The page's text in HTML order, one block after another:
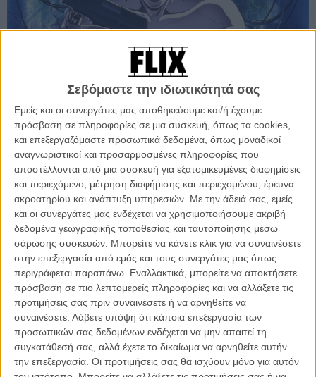
Σεβόμαστε την ιδιωτικότητά σας
Εμείς και οι συνεργάτες μας αποθηκεύουμε και/ή έχουμε
πρόσβαση σε πληροφορίες σε μια συσκευή, όπως τα cookies,
και επεξεργαζόμαστε προσωπικά δεδομένα, όπως μοναδικοί
αναγνωριστικοί και προσαρμοσμένες πληροφορίες που
αποστέλλονται από μια συσκευή για εξατομικευμένες διαφημίσεις
και περιεχόμενο, μέτρηση διαφήμισης και περιεχομένου, έρευνα
ακροατηρίου και ανάπτυξη υπηρεσιών. Με την άδειά σας, εμείς
και οι συνεργάτες μας ενδέχεται να χρησιμοποιήσουμε ακριβή
δεδομένα γεωγραφικής τοποθεσίας και ταυτοποίησης μέσω
σάρωσης συσκευών. Μπορείτε να κάνετε κλικ για να συναινέσετε
στην επεξεργασία από εμάς και τους συνεργάτες μας όπως
περιγράφεται παραπάνω. Εναλλακτικά, μπορείτε να αποκτήσετε
πρόσβαση σε πιο λεπτομερείς πληροφορίες και να αλλάξετε τις
προτιμήσεις σας πριν συναινέσετε ή να αρνηθείτε να
συναινέσετε. Λάβετε υπόψη ότι κάποια επεξεργασία των
προσωπικών σας δεδομένων ενδέχεται να μην απαιτεί τη
συγκατάθεσή σας, αλλά έχετε το δικαίωμα να αρνηθείτε αυτήν
την επεξεργασία. Οι προτιμήσεις σας θα ισχύουν μόνο για αυτόν
Η Μοτόκο Κουσανάγκι του πρωτότυπου «Ghost in the Shell»
Η Ταγματάρχης του πρωτότυπου «Ghost in the Shell» του
Μαμόρου Όσιι αποτελεί ίσως το πιο αρχετυπικό θηλυκό cyborg της
pop κουλτούρας, το οποίο έρχεται αντιμέτωπο με την υπαρξιακή
αμφισβήτηση όταν ένας απρόσωπος χάκερ προσβάλει το
συλλογικό, νοητικό δίκτυο μιας φουτουριστικής κοινωνίας. Ως ταινία,
είναι εντυπωσιακό το πόσο το «Ghost in the Shell» δεν ακολουθεί
τους κανόνες: εκεί που περιμένεις αφόρητο exposition, σε βουτάει
απευθείας στη δράση, εκεί που περιμένεις μια εντυπωσιακή μάχη,
λαμβάνεις έναν διάλογο σχετικά με την ιδέα της «ταυτότητας», εκεί
που θεωρείς ότι όλα οδηγούν σε ένα μεγάλο μπαμ, τα πάντα
ανάγονται σε μια εγκεφαλική μάχη που δεν βλέπεις. Βασικά, κατά
κάποιον τρόπο, το φιλμ δε σου δείχνει καν την ιστορία του, απλά
την αφήνει να εννοηθεί όσο οι χαρακτήρες του εξερευνούν το τι
ακριβώς είναι οι ίδιοι και πώς σχετίζονται με την κεντρική, ασαφή
εικόνα. Και όλα αυτά, χωρίς ποτέ να παύει να παρουσιάζει οπτικά
μεγαλειώδεις σκηνές. Απλά γνωρίζει ότι η ουσιαστική μάχη